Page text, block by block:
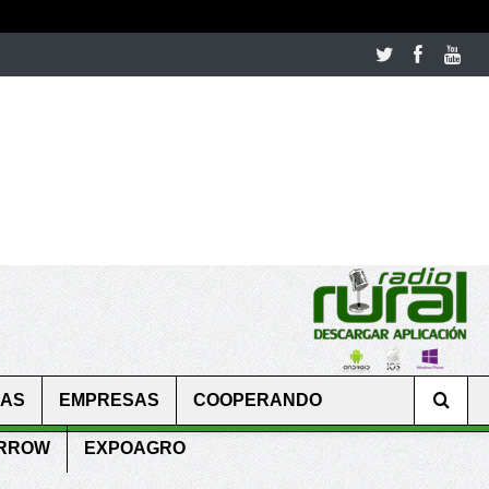
EMPRESAS COOPERANDO
EXPOAGRO